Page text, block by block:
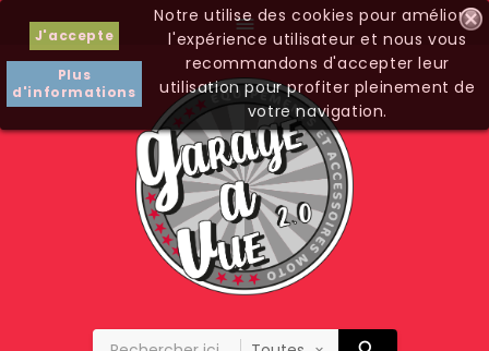

J'accepte
Plus
d'informations
Notre utilise des cookies pour améliorer
l'expérience utilisateur et nous vous
recommandons d'accepter leur
utilisation pour profiter pleinement de
votre navigation.